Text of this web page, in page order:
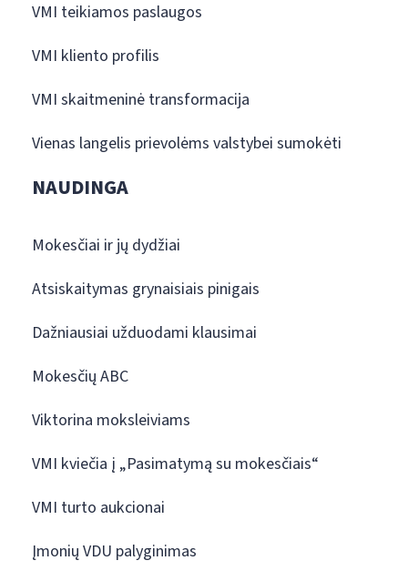
VMI teikiamos paslaugos
VMI kliento profilis
VMI skaitmeninė transformacija
Vienas langelis prievolėms valstybei sumokėti
NAUDINGA
Mokesčiai ir jų dydžiai
Atsiskaitymas grynaisiais pinigais
Dažniausiai užduodami klausimai
Mokesčių ABC
Viktorina moksleiviams
VMI kviečia į „Pasimatymą su mokesčiais“
VMI turto aukcionai
Įmonių VDU palyginimas